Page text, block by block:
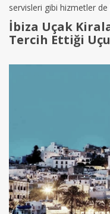
servisleri gibi hizmetler
İbiza Uçak
Tercih Ettiği